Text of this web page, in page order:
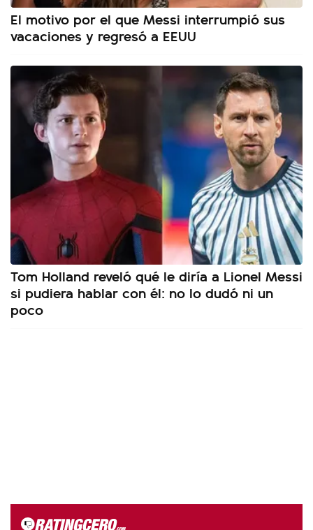
El motivo por el que Messi interrumpió sus
vacaciones y regresó a EEUU
Tom Holland reveló qué le diría a Lionel Messi
si pudiera hablar con él: no lo dudó ni un
poco